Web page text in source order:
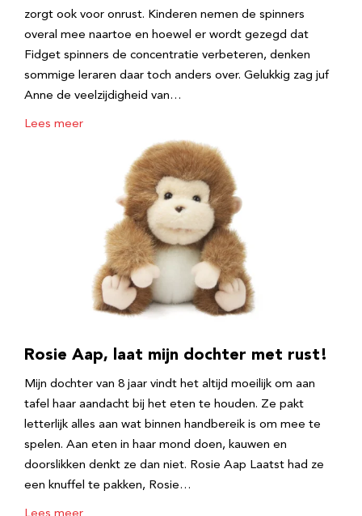
zorgt ook voor onrust. Kinderen nemen de spinners
overal mee naartoe en hoewel er wordt gezegd dat
Fidget spinners de concentratie verbeteren, denken
sommige leraren daar toch anders over. Gelukkig zag juf
Anne de veelzijdigheid van…
Lees meer
Rosie Aap, laat mijn dochter met rust!
Mijn dochter van 8 jaar vindt het altijd moeilijk om aan
tafel haar aandacht bij het eten te houden. Ze pakt
letterlijk alles aan wat binnen handbereik is om mee te
spelen. Aan eten in haar mond doen, kauwen en
doorslikken denkt ze dan niet. Rosie Aap Laatst had ze
een knuffel te pakken, Rosie…